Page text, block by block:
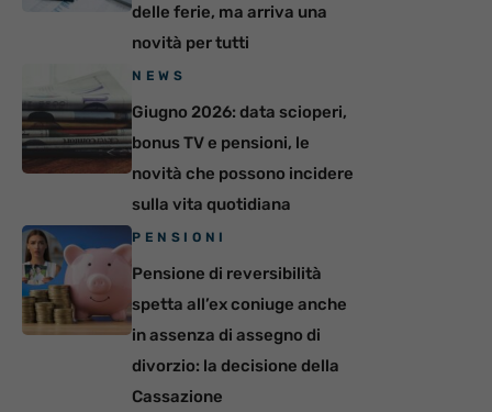
delle ferie, ma arriva una
novità per tutti
NEWS
Giugno 2026: data scioperi,
bonus TV e pensioni, le
novità che possono incidere
sulla vita quotidiana
PENSIONI
Pensione di reversibilità
spetta all’ex coniuge anche
in assenza di assegno di
divorzio: la decisione della
Cassazione